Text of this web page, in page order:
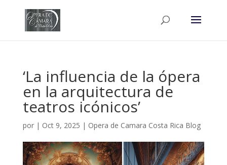
‘La influencia de la ópera
en la arquitectura de
teatros icónicos’
por | Oct 9, 2025 | Opera de Camara Costa Rica Blog